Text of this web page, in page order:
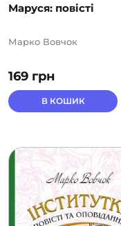
Маруся: повісті
169 грн
Марко Вовчок
В КОШИК